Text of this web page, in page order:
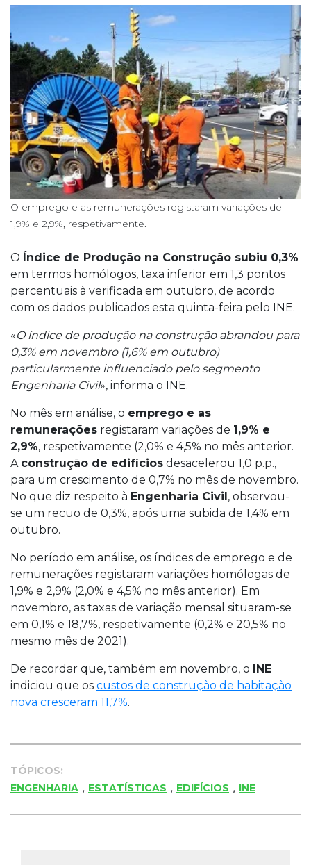
O emprego e as remunerações registaram variações de
1,9% e 2,9%, respetivamente.
O Índice de Produção na Construção subiu 0,3%
em termos homólogos, taxa inferior em 1,3 pontos
percentuais à verificada em outubro, de acordo
com os dados publicados esta quinta-feira pelo INE.
«O índice de produção na construção abrandou para
0,3% em novembro (1,6% em outubro)
particularmente influenciado pelo segmento
Engenharia Civil», informa o INE.
No mês em análise, o emprego e as
remunerações registaram variações de 1,9% e
2,9%, respetivamente (2,0% e 4,5% no mês anterior.
A construção de edifícios desacelerou 1,0 p.p.,
para um crescimento de 0,7% no mês de novembro.
No que diz respeito à Engenharia Civil, observou-
se um recuo de 0,3%, após uma subida de 1,4% em
outubro.
No período em análise, os índices de emprego e de
remunerações registaram variações homólogas de
1,9% e 2,9% (2,0% e 4,5% no mês anterior). Em
novembro, as taxas de variação mensal situaram-se
em 0,1% e 18,7%, respetivamente (0,2% e 20,5% no
mesmo mês de 2021).
De recordar que, também em novembro, o INE
indiciou que os custos de construção de habitação
nova cresceram 11,7%.
TÓPICOS:
ENGENHARIA , ESTATÍSTICAS , EDIFÍCIOS , INE